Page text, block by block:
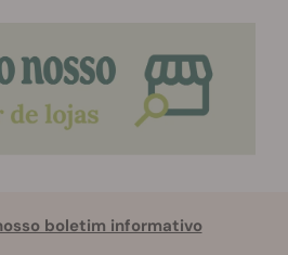
boletim informativo